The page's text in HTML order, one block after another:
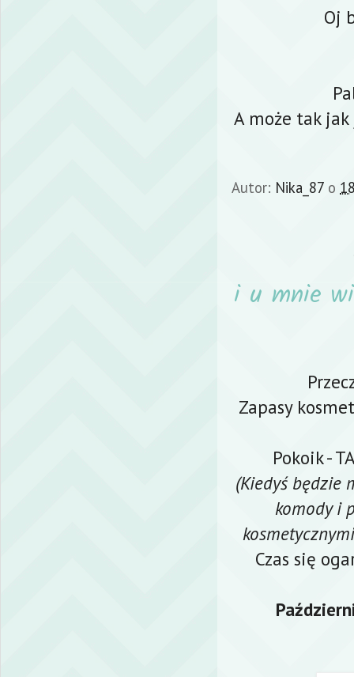
Oj
A może tak
Autor: Nika_87 o
i u mnie
Zapasy
Pokoik -
(Kiedyś będzie
komody i
Czas się